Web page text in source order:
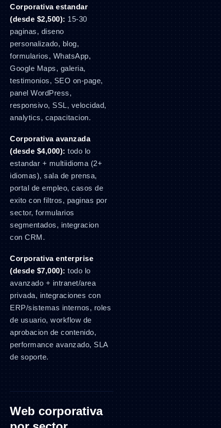
Corporativa estandar
(desde $2,500): 15-30
paginas, diseno
personalizado, blog,
formularios, WhatsApp,
Google Maps, galeria,
testimonios, SEO on-page,
panel WordPress,
responsivo, SSL, velocidad,
analytics, capacitacion.
Corporativa avanzada
(desde $4,000): todo lo
estandar + multiidioma (2+
idiomas), sala de prensa,
portal de empleo, casos de
exito con filtros, paginas por
sector, formularios
segmentados, integracion
con CRM.
Corporativa enterprise
(desde $7,000): todo lo
avanzado + intranet/area
privada, integraciones con
ERP/sistemas internos, roles
de usuario, workflow de
aprobacion de contenido,
performance avanzado, SLA
de soporte.
Web corporativa